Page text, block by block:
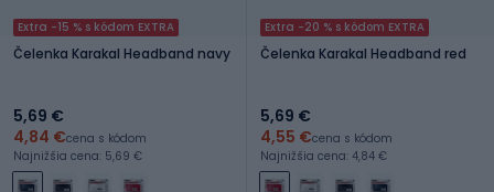
Extra -15 % s kódom EXTRA
Čelenka Karakal Headband navy
5,69 €
4,84 €cena s kódom
Najnižšia cena: 5,69 €
Extra -20 % s kódom EXTRA
Čelenka Karakal Headband red
5,69 €
4,55 €cena s kódom
Najnižšia cena: 4,84 €